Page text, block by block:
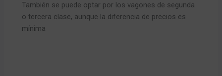
También se puede optar por los vagones de segunda
o tercera clase, aunque la diferencia de precios es
mínima